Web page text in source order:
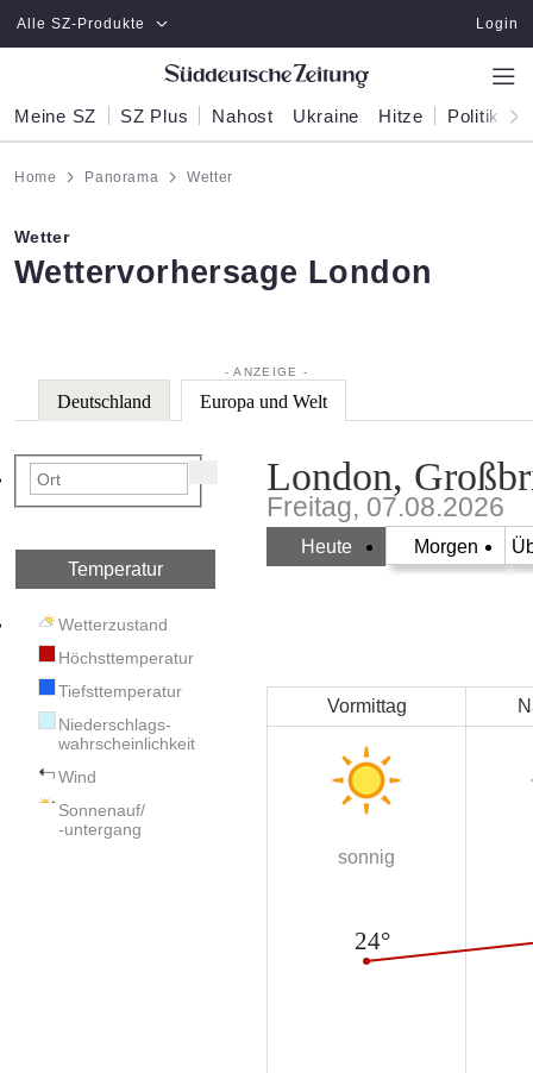
Zum Hauptinhalt springen
Alle SZ-Produkte Login
Meine SZ SZ Plus Nahost Ukraine Hitze Politik
Home Panorama Wetter
Wetter
:
Wettervorhersage London
Deutschland Europa und Welt
Temperatur
Wetterzustand
Höchsttemperatur
Tiefsttemperatur
Niederschlags-
wahrscheinlichkeit
Wind
Sonnenauf/
-untergang
London,
Freitag, 07.08.2026
Heute Morgen
Vormittag
sonnig